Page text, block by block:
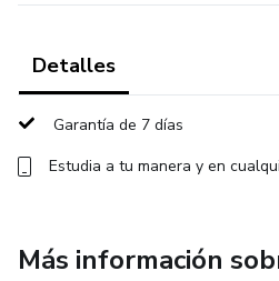
Detalles
Garantía de 7 días
Estudia a tu manera y en
Más información